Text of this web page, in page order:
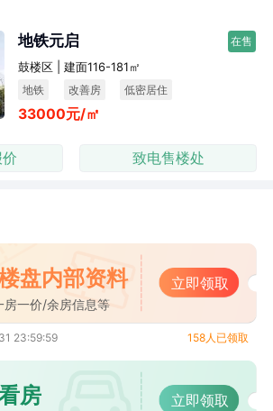
地铁元启 在售
鼓楼区 | 建面116-181㎡
地铁 改善房 低密居住
33000元/㎡
致电售楼处
盘内部资料
一价/余房信息等
立即领取
23:59:59 158人已领取
房 立即领取